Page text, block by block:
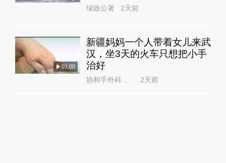
绿政公署 2天前
01:00
新疆妈妈一个人带着女儿来武
汉，坐3天的火车只想把小手
治好
协和手外科陈江海 2天前